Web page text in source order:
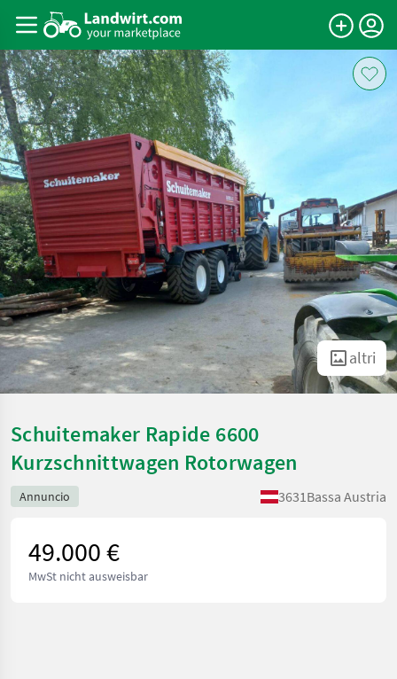
altri
Schuitemaker Rapide 6600
Kurzschnittwagen Rotorwagen
Annuncio 3631Bassa Austria
49.000 €
MwSt nicht ausweisbar